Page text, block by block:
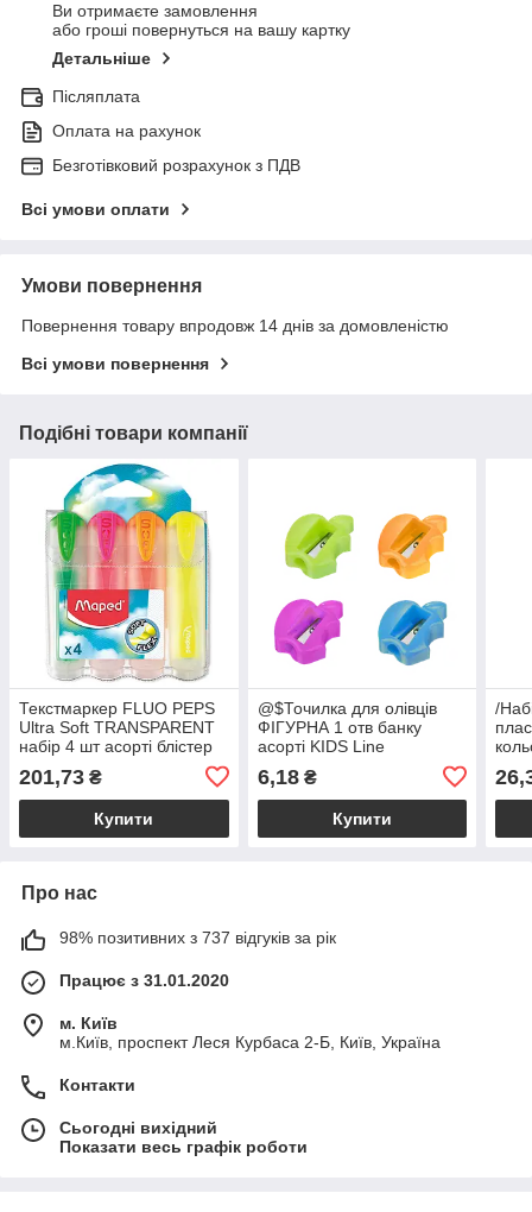
Ви отримаєте замовлення
або гроші повернуться на вашу картку
Детальніше
Післяплата
Оплата на рахунок
Безготівковий розрахунок з ПДВ
Всі умови оплати
Умови повернення
Повернення товару впродовж 14 днів за домовленістю
Всі умови повернення
Подібні товари компанії
Текстмаркер FLUO PEPS
Ultra Soft TRANSPARENT
набір 4 шт асорті блістер
201,73 ₴
Купити
@$Точилка для олівців
ФІГУРНА 1 отв банку
асорті KIDS Line
6,18₴
Купити
/
Про нас
98% позитивних з 737 відгуків за рік
Працює з 31.01.2020
м. Київ
м.Київ, проспект Леся Курбаса 2-Б, Київ, Україна
Контакти
Сьогодні вихідний
Показати весь графік роботи